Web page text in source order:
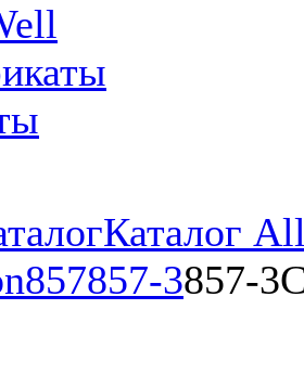
Каталог
857857-3857-